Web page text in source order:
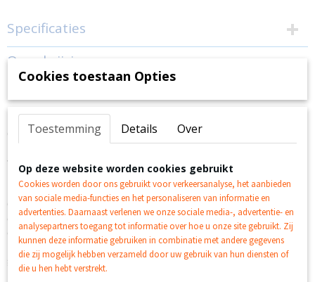
Specificaties
EAN code
4005556179541
905362
Bruto gewicht
0,35 Kg
Omschrijving
Gebruiksklare lijm voor een duurzame fixatie van
Ravensburger puzzels. Leg ter bescherming van het
werkoppervlak folie of bakpapier onder de puzzel. Breng de
Ravensburger conserver aan op de afbeelding van de puzzel,
met name tussen op de naden. Indien nodig herhalen.
Ongeveer 1 uur laten drogen. Na het drogen wordt de
conserver doorzichtig. Na gebruik de spons van het flesje
onder stromend water afspoelen en laten drogen. Let op: de
inhoud is gevoelig voor kou, niet bewaren onder 0 °C. Voor
gebruik goed schudden. Na opening ca. 12 maanden houdbaar.
Puzzle conserver perm. van Ravensburger.
Cookies toestaan Opties
Toestemming Details Over
Op deze website worden cookies gebruikt
Cookies worden door ons gebruikt voor verkeersanalyse, het aanbieden
van sociale media-functies en het personaliseren van informatie en
advertenties. Daarnaast verlenen we onze sociale media-, advertentie- en
analysepartners toegang tot informatie over hoe u onze site gebruikt. Zij
kunnen deze informatie gebruiken in combinatie met andere gegevens
die zij mogelijk hebben verzameld door uw gebruik van hun diensten of
die u hen hebt verstrekt.